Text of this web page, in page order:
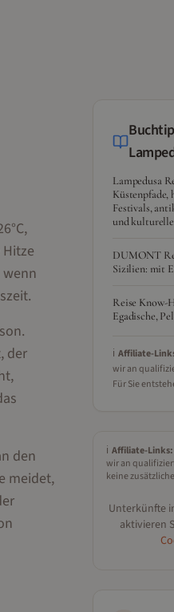
der
den
meidet,
Lampedusa
Küstenpfade,
Festivals,
und
DUMONT
Sizilien: mit
Reise Know-
Egadische,
ℹ️ Affiliate-
wir an
Für Sie
ℹ️ Affiliate-Links:
wir an
keine
Unterkünfte
aktivieren